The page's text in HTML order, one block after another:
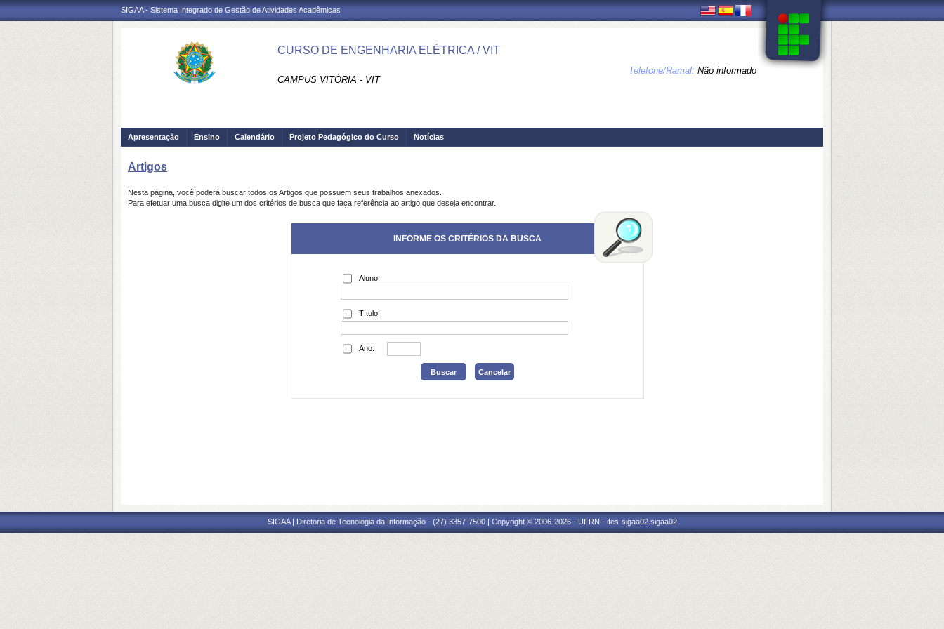
SIGAA - Sistema Integrado de Gestão de Atividades Acadêmicas
CURSO DE ENGENHARIA ELÉTRICA / VIT
CAMPUS VITÓRIA - VIT
Telefone/Ramal: Não informado
Apresentação Ensino Calendário Projeto Pedagógico do Curso Notícias
Artigos
Nesta página, você poderá buscar todos os Artigos que possuem seus trabalhos anexados.
Para efetuar uma busca digite um dos critérios de busca que faça referência ao artigo que deseja encontrar.
INFORME OS CRITÉRIOS DA BUSCA
Aluno:
Título:
Ano:
SIGAA | Diretoria de Tecnologia da Informação - (27) 3357-7500 | Copyright © 2006-2026 - UFRN - ifes-sigaa02.sigaa02